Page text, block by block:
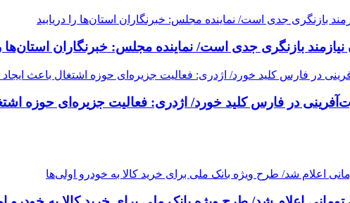
بازنگری جدی است/ نماینده مجلس: خبرنگاران استان‌ها
در فارس کلید خورد/ اژدری: فعالیت جزیره‌‌ای حوزه